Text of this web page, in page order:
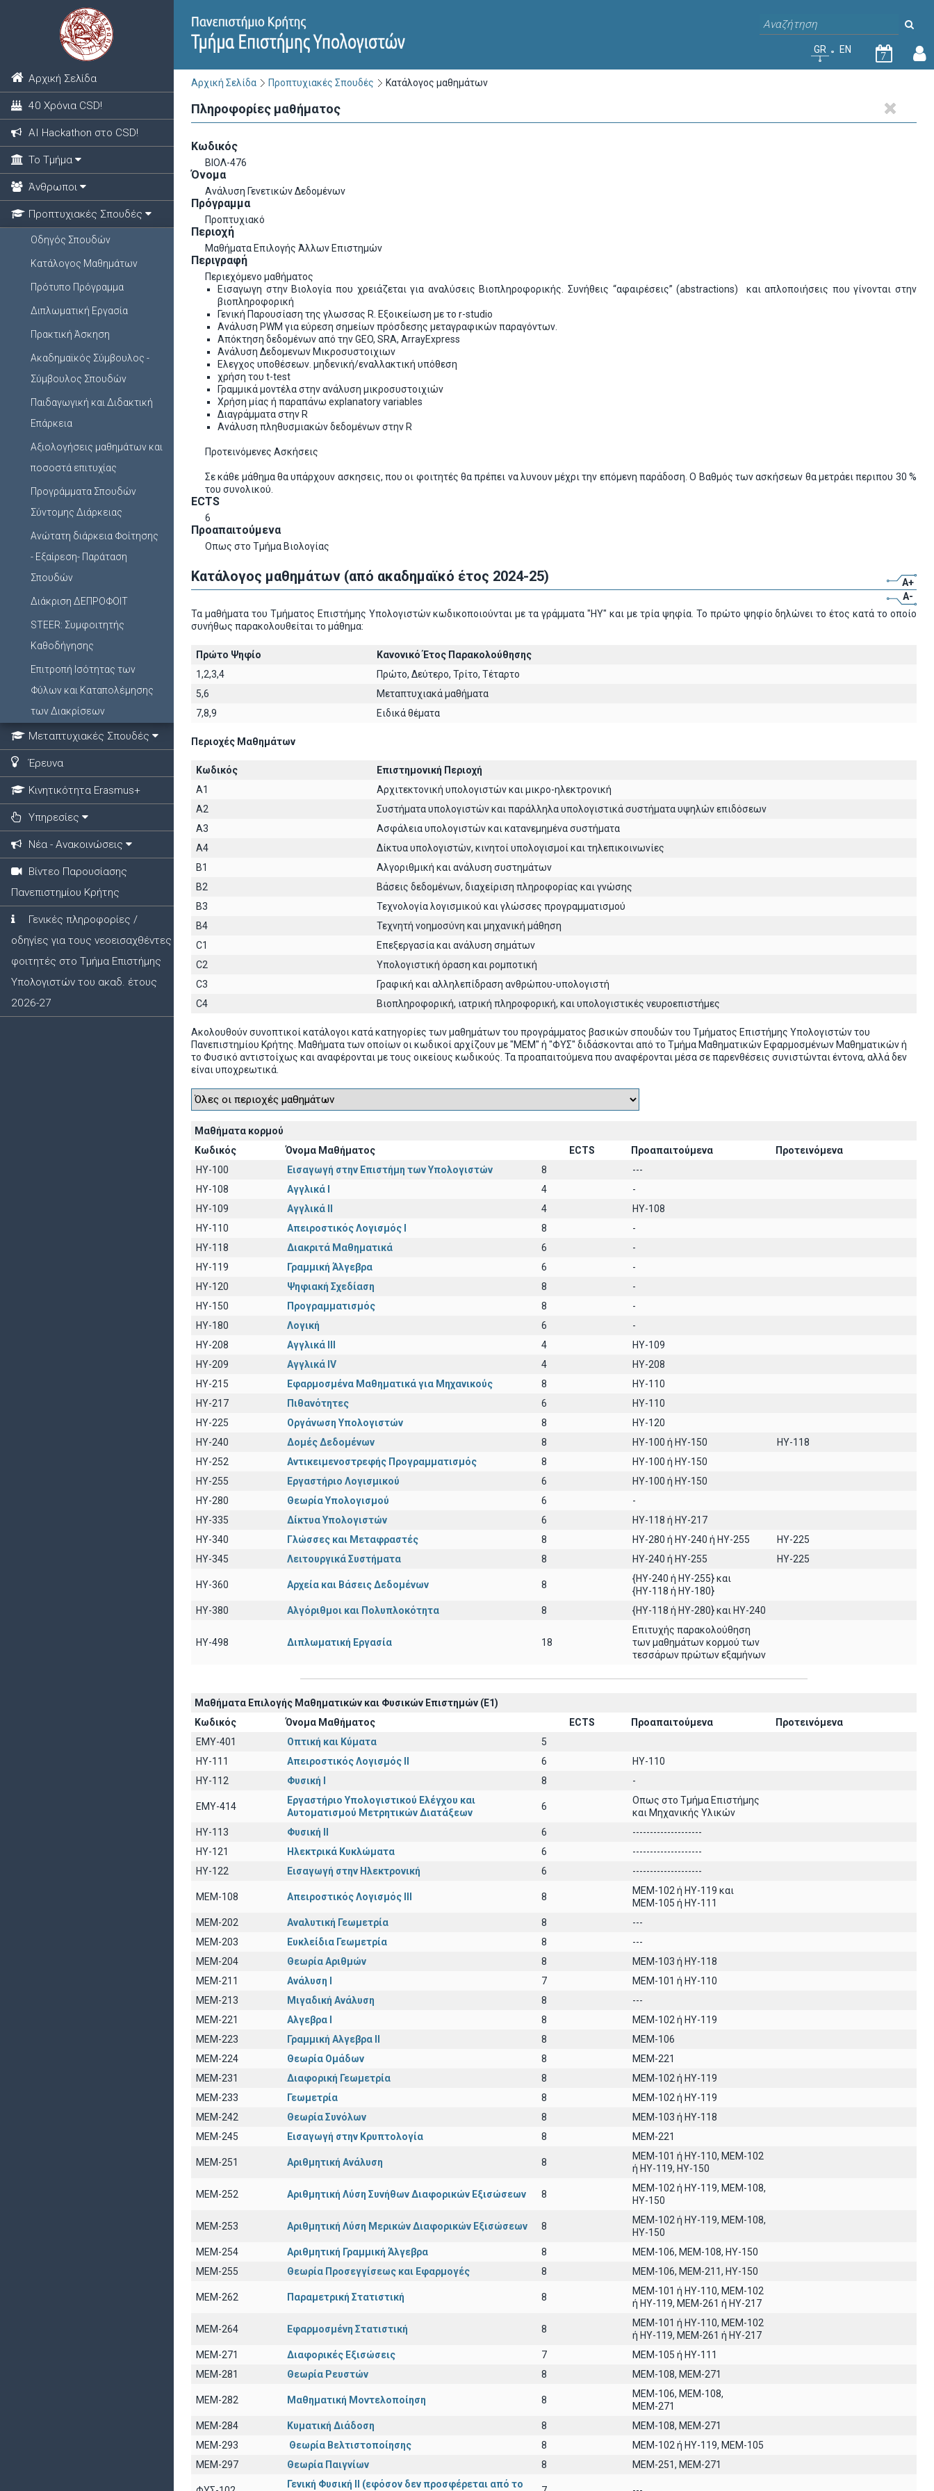
Αρχική Σελίδα
40 Χρόνια CSD!
ΑΙ Hackathon στο CSD!
Το Τμήμα
Άνθρωποι
Προπτυχιακές Σπουδές
Οδηγός Σπουδών
Κατάλογος Μαθημάτων
Πρότυπο Πρόγραμμα
Διπλωματική Εργασία
Πρακτική Άσκηση
Ακαδημαϊκός Σύμβουλος -
Σύμβουλος Σπουδών
Παιδαγωγική και Διδακτική
Επάρκεια
Αξιολογήσεις μαθημάτων και
ποσοστά επιτυχίας
Προγράμματα Σπουδών
Σύντομης Διάρκειας
Ανώτατη διάρκεια Φοίτησης
- Εξαίρεση- Παράταση
Σπουδών
Διάκριση ΔΕΠΡΟΦΟΙΤ
STEER: Συμφοιτητής
Καθοδήγησης
Επιτροπή Ισότητας των
Φύλων και Καταπολέμησης
των Διακρίσεων
Μεταπτυχιακές Σπουδές
Έρευνα
Κινητικότητα Erasmus+
Υπηρεσίες
Νέα - Ανακοινώσεις
Βίντεο Παρουσίασης
Πανεπιστημίου Κρήτης
Γενικές πληροφορίες /
οδηγίες για τους νεοεισαχθέντες
φοιτητές στο Τμήμα Επιστήμης
Υπολογιστών του ακαδ. έτους
2026-27
GR EN
7
Αρχική Σελίδα Προπτυχιακές Σπουδές Κατάλογος μαθημάτων
Πληροφορίες μαθήματος
Κωδικός
ΒΙΟΛ-476
Όνομα
Ανάλυση Γενετικών Δεδομένων
Πρόγραμμα
Προπτυχιακό
Περιοχή
Μαθήματα Επιλογής Άλλων Επιστημών
Περιγραφή
Περιεχόμενο μαθήματος
Εισαγωγη στην Βιολογία που χρειάζεται για αναλύσεις Βιοπληροφορικής. Συνήθεις “αφαιρέσεις” (abstractions) και απλοποιήσεις που γίνονται στην
βιοπληροφορική
Γενική Παρουσίαση της γλωσσας R. Εξοικείωση με το r-studio
Ανάλυση PWM για εύρεση σημείων πρόσδεσης μεταγραφικών παραγόντων.
Απόκτηση δεδομένων από την GEO, SRA, ArrayExpress
Ανάλυση Δεδομενων Μικροσυστοιχιων
Ελεγχος υποθέσεων. μηδενική/εναλλακτική υπόθεση
χρήση του t-test
Γραμμικά μοντέλα στην ανάλυση μικροσυστοιχιών
Χρήση μίας ή παραπάνω explanatory variables
Διαγράμματα στην R
Ανάλυση πληθυσμιακών δεδομένων στην R
Προτεινόμενες Ασκήσεις
Σε κάθε μάθημα θα υπάρχουν ασκησεις, που οι φοιτητές θα πρέπει να λυνουν μέχρι την επόμενη παράδοση. Ο Βαθμός των ασκήσεων θα μετράει περιπου 30 %
του συνολικού.
ECTS
6
Προαπαιτούμενα
Οπως στο Τμήμα Βιολογίας
Κατάλογος μαθημάτων (από ακαδημαϊκό έτος 2024-25)
A+
A-
Τα μαθήματα του Τμήματος Επιστήμης Υπολογιστών κωδικοποιούνται με τα γράμματα "ΗΥ" και με τρία ψηφία. Το πρώτο ψηφίο δηλώνει το έτος κατά το οποίο
συνήθως παρακολουθείται το μάθημα:
Πρώτο Ψηφίο
Κανονικό Έτος Παρακολούθησης
1,2,3,4
Πρώτο, Δεύτερο, Τρίτο, Τέταρτο
5,6
Μεταπτυχιακά μαθήματα
7,8,9
Ειδικά θέματα
Περιοχές Μαθημάτων
Κωδικός
Επιστημονική Περιοχή
A1
Αρχιτεκτoνική υπολογιστών και μικρο-ηλεκτρονική
A2
Συστήματα υπολογιστών και παράλληλα υπολογιστικά συστήματα υψηλών επιδόσεων
A3
Ασφάλεια υπολογιστών και κατανεμημένα συστήματα
A4
Δίκτυα υπολογιστών, κινητοί υπολογισμοί και τηλεπικοινωνίες
B1
Αλγοριθμική και ανάλυση συστημάτων
B2
Βάσεις δεδομένων, διαχείριση πληροφορίας και γνώσης
B3
Τεχνολογία λογισμικού και γλώσσες προγραμματισμού
B4
Τεχνητή νοημοσύνη και μηχανική μάθηση
C1
Επεξεργασία και ανάλυση σημάτων
C2
Υπολογιστική όραση και ρομποτική
C3
Γραφική και αλληλεπίδραση ανθρώπου-υπολογιστή
C4
Βιοπληροφορική, ιατρική πληροφορική, και υπολογιστικές νευροεπιστήμες
Ακολουθούν συνοπτικοί κατάλογοι κατά κατηγορίες των μαθημάτων του προγράμματος βασικών σπουδών του Τμήματος Επιστήμης Υπολογιστών του
Πανεπιστημίου Κρήτης. Μαθήματα των οποίων οι κωδικοί αρχίζουν με "ΜΕΜ" ή "ΦΥΣ" διδάσκονται από το Τμήμα Μαθηματικών Εφαρμοσμένων Μαθηματικών ή
το Φυσικό αντιστοίχως και αναφέρονται με τους οικείους κωδικούς. Τα προαπαιτούμενα που αναφέρονται μέσα σε παρενθέσεις συνιστώνται έντονα, αλλά δεν
είναι υποχρεωτικά.
Μαθήματα κορμού
Κωδικός
Όνομα Μαθήματος ECTS Προαπαιτούμενα
Προτεινόμενα
HY-100
Εισαγωγή στην Επιστήμη των Υπολογιστών 8
---
HY-108
Αγγλικά I 4
-
HY-109
Αγγλικά II 4
HY-108
HY-110
Απειροστικός Λογισμός Ι 8
-
HY-118
Διακριτά Μαθηματικά 6
-
HY-119
Γραμμική Άλγεβρα 6
-
HY-120
Ψηφιακή Σχεδίαση 8
-
HY-150
Προγραμματισμός 8
-
HY-180
Λογική 6
-
HY-208
Αγγλικά III 4
HY-109
HY-209
Αγγλικά IV 4
HY-208
HY-215
Εφαρμοσμένα Μαθηματικά για Μηχανικούς 8
ΗΥ-110
HY-217
Πιθανότητες 6
ΗΥ-110
HY-225
Οργάνωση Υπολογιστών 8
HY-120
HY-240
Δομές Δεδομένων 8 HY-100 ή HY-150
HY-118
HY-252
Αντικειμενοστρεφής Προγραμματισμός 8
ΗΥ-100 ή HY-150
HY-255
Εργαστήριο Λογισμικού 6
ΗΥ-100 ή ΗΥ-150
HY-280
Θεωρία Υπολογισμού 6
-
HY-335
Δίκτυα Υπολογιστών 6
ΗΥ-118 ή ΗΥ-217
HY-340
Γλώσσες και Μεταφραστές 8 HY-280 ή HY-240 ή HY-255
HY-225
HY-345
Λειτουργικά Συστήματα 8 HY-240 ή HY-255 HY-225
HY-360 Αρχεία και Βάσεις Δεδομένων 8
{HY-240 ή ΗΥ-255} και
{ΗΥ-118 ή ΗΥ-180}
HY-380
Αλγόριθμοι και Πολυπλοκότητα 8 {HY-118 ή ΗΥ-280} και ΗΥ-240
HY-498 Διπλωματική Εργασία 18
Επιτυχής παρακολούθηση
των μαθημάτων κορμού των
τεσσάρων πρώτων εξαμήνων
Μαθήματα Επιλογής Μαθηματικών και Φυσικών Επιστημών (Ε1)
Κωδικός
Όνομα Μαθήματος ECTS Προαπαιτούμενα
Προτεινόμενα
EΜY-401
Οπτική και Κύματα
5
HY-111
Απειροστικός Λογισμός ΙI 6
HY-110
HY-112
Φυσική I 8 -
ΕΜΥ-414
Εργαστήριο Υπολογιστικού Ελέγχου και
Αυτοματισμού Μετρητικών Διατάξεων
6
Οπως στο Τμήμα Επιστήμης
και Μηχανικής Υλικών
ΗΥ-113
Φυσική ΙΙ 6
--------------------
ΗΥ-121
Ηλεκτρικά Κυκλώματα 6
--------------------
ΗΥ-122
Εισαγωγή στην Ηλεκτρονική 6 --------------------
ΜΕΜ-108 Απειροστικός Λογισμός ΙΙI 8
MEM-102 ή ΗΥ-119 και
ΜΕΜ-105 ή ΗΥ-111
ΜΕΜ-202
Αναλυτική Γεωμετρία 8
---
ΜΕΜ-203
Ευκλείδια Γεωμετρία 8
---
ΜΕΜ-204
Θεωρία Αριθμών 8
ΜΕΜ-103 ή ΗΥ-118
ΜΕΜ-211
Ανάλυση Ι 7
ΜΕΜ-101 ή ΗΥ-110
ΜΕΜ-213
Μιγαδική Ανάλυση 8
---
ΜΕΜ-221
Αλγεβρα Ι 8
ΜΕΜ-102 ή ΗΥ-119
ΜΕΜ-223
Γραμμική Αλγεβρα ΙΙ 8
MEM-106
ΜΕΜ-224
Θεωρία Ομάδων 8
MEM-221
ΜΕΜ-231
Διαφορική Γεωμετρία 8
MEM-102 ή ΗΥ-119
ΜΕΜ-233
Γεωμετρία 8
MEM-102 ή ΗΥ-119
ΜΕΜ-242
Θεωρία Συνόλων 8
ΜΕΜ-103 ή ΗΥ-118
ΜΕΜ-245
Εισαγωγή στην Κρυπτολογία 8 MEM-221
ΜΕΜ-251 Αριθμητική Ανάλυση 8
ΜΕΜ-101 ή ΗΥ-110, MEM-102
ή ΗΥ-119, ΗΥ-150
ΜΕΜ-252 Αριθμητική Λύση Συνήθων Διαφορικών Εξισώσεων 8
MEM-102 ή ΗΥ-119, ΜΕΜ-108,
ΗΥ-150
ΜΕΜ-253 Αριθμητική Λύση Μερικών Διαφορικών Εξισώσεων 8
ΜΕΜ-102 ή ΗΥ-119, ΜΕΜ-108,
ΗΥ-150
ΜΕΜ-254
Αριθμητική Γραμμική Άλγεβρα 8
ΜΕΜ-106, ΜΕΜ-108, ΗΥ-150
ΜΕΜ-255
Θεωρία Προσεγγίσεως και Εφαρμογές 8 ΜΕΜ-106, ΜΕΜ-211, ΗΥ-150
ΜΕΜ-262 Παραμετρική Στατιστική 8
ΜΕΜ-101 ή ΗΥ-110, MEM-102
ή ΗΥ-119, ΜΕΜ-261 ή ΗΥ-217
ΜΕΜ-264 Εφαρμοσμένη Στατιστική 8
ΜΕΜ-101 ή ΗΥ-110, MEM-102
ή ΗΥ-119, ΜΕΜ-261 ή ΗΥ-217
ΜΕΜ-271
Διαφορικές Εξισώσεις 7
ΜΕΜ-105 ή ΗΥ-111
ΜΕΜ-281
Θεωρία Ρευστών 8 ΜΕΜ-108, ΜΕΜ-271
ΜΕΜ-282 Μαθηματική Μοντελοποίηση 8
ΜΕΜ-106, ΜΕΜ-108,
ΜΕΜ-271
ΜΕΜ-284
Κυματική Διάδοση 8
ΜΕΜ-108, ΜΕΜ-271
ΜΕΜ-293
Θεωρία Βελτιστοποίησης 8
ΜΕΜ-102 ή ΗΥ-119, ΜΕΜ-105
ΜΕΜ-297
Θεωρία Παιγνίων 8 ΜΕΜ-251, ΜΕΜ-271
Γενική Φυσική ΙΙ (εφόσον δεν προσφέρεται από το